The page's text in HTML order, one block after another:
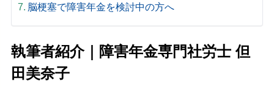
脳梗塞で障害年金を検討中の方へ
執筆者紹介｜障害年金専門社労士 但
田美奈子